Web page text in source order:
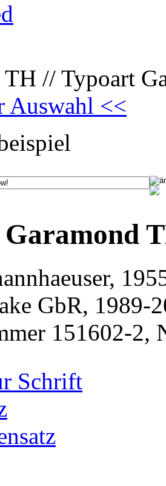
TH // Typoart
Auswahl <<
GbR, 1989-
151602-2,
Schrift